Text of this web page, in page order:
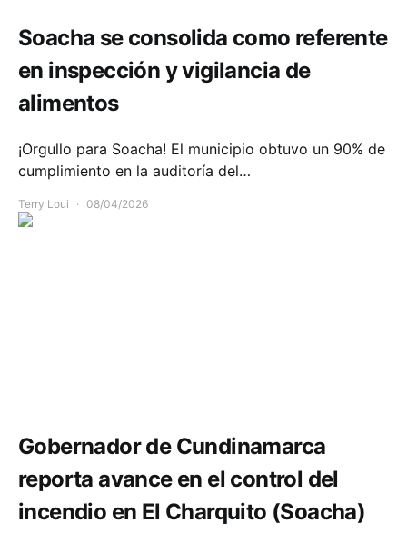
Soacha se consolida como referente
en inspección y vigilancia de
alimentos
¡Orgullo para Soacha! El municipio obtuvo un 90% de
cumplimiento en la auditoría del…
Terry Loui 08/04/2026
Gobernador de Cundinamarca
reporta avance en el control del
incendio en El Charquito (Soacha)